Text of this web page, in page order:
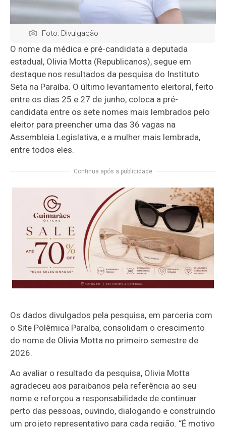
Foto: Divulgação
O nome da médica e pré-candidata a deputada
estadual, Olivia Motta (Republicanos), segue em
destaque nos resultados da pesquisa do Instituto
Seta na Paraíba. O último levantamento eleitoral, feito
entre os dias 25 e 27 de junho, coloca a pré-
candidata entre os sete nomes mais lembrados pelo
eleitor para preencher uma das 36 vagas na
Assembleia Legislativa, e a mulher mais lembrada,
entre todos eles.
Continua após a publicidade
Os dados divulgados pela pesquisa, em parceria com
o Site Polêmica Paraíba, consolidam o crescimento
do nome de Olivia Motta no primeiro semestre de
2026.
Ao avaliar o resultado da pesquisa, Olivia Motta
agradeceu aos paraibanos pela referência ao seu
nome e reforçou a responsabilidade de continuar
perto das pessoas, ouvindo, dialogando e construindo
um projeto representativo para cada região. “É motivo